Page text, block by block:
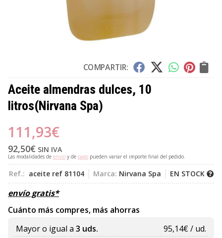
COMPARTIR:
Aceite almendras dulces, 10
litros(Nirvana Spa)
111,93€
92,50€ SIN IVA
Las modalidades de envío y de pago pueden variar el importe final del pedido.
Ref.: aceite ref 81104 Marca: Nirvana Spa EN STOCK
envío gratis*
Cuánto más compres, más ahorras
Mayor o igual a 3 uds. 95,14€ / ud.